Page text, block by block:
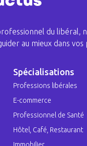
du libéral,
au mieux dans vos
Spécialisations
Professions libérales
E-commerce
Professionnel de Santé
Hôtel, Café, Restaurant
Immobilier